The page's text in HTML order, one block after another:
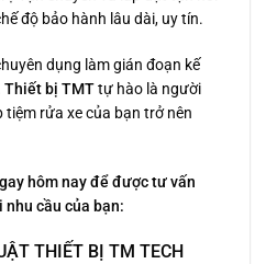
độ bảo hành lâu dài, uy tín.
dụng làm gián đoạn kế
Thiết bị TMTtự hào là người
tiệm rửa xe của bạn trở nên
hôm nay để được tư vấn
nhu cầu của bạn:
THIẾT BỊ TM TECH